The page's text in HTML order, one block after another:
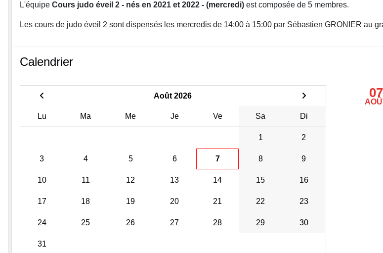
L'équipe Cours judo éveil 2 - nés en 2021 et 2022 - (mercredi) est composée de 5 membres.
Les cours de judo éveil 2 sont dispensés les mercredis de 14:00 à 15:00 par Sébastien GRONIER au
Calendrier
Août 2026
Lu Ma Me Je Ve Sa Di
1 2
3 4 5 6 7 8 9
10 11 12 13 14 15 16
17 18 19 20 21 22 23
24 25 26 27 28 29 30
31
07